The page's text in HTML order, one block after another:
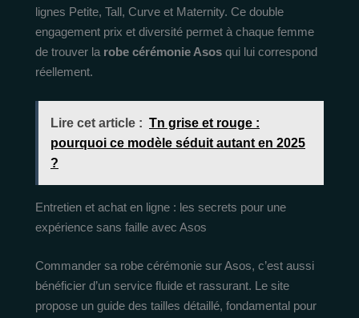
lignes Petite, Tall, Curve et Maternity. Ce double
engagement prix et diversité permet à chaque femme
de trouver la robe cérémonie Asos qui lui correspond
réellement.
Lire cet article : Tn grise et rouge :
pourquoi ce modèle séduit autant en 2025
?
Entretien et achat en ligne : les secrets pour une
expérience sans faille avec Asos
Commander sa robe cérémonie sur Asos, c’est aussi
bénéficier d’un service fluide et rassurant. Le site
propose un guide des tailles détaillé, fondamental pour